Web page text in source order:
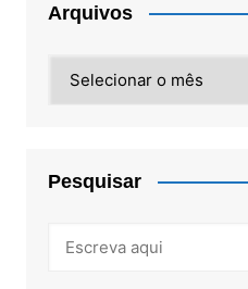
Arquivos
Pesquisar